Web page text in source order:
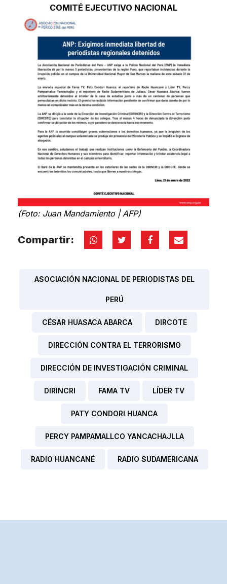
COMITÉ EJECUTIVO NACIONAL
(Foto: Juan Mandamiento | AFP)
Compartir:
ASOCIACIÓN NACIONAL DE PERIODISTAS DEL
PERÚ
CÉSAR HUASACA ABARCA DIRCOTE
DIRECCIÓN CONTRA EL TERRORISMO
DIRECCIÓN DE INVESTIGACIÓN CRIMINAL
DIRINCRI FAMA TV LÍDER TV
PATY CONDORI HUANCA
PERCY PAMPAMALLCO YANCACHAJLLA
RADIO HUANCANÉ RADIO SUDAMERICANA